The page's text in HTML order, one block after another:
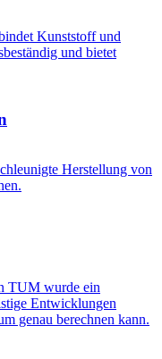
Kunststoff und
und bietet
Herstellung von
TUM wurde ein
Entwicklungen
genau berechnen kann.